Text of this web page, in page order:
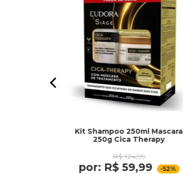
Kit Shampoo 250ml Mascara
250g Cica Therapy
R$ 124,99
por: R$ 59,99 -52%